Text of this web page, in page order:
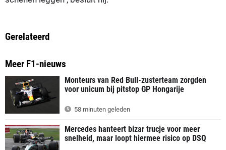
Gerelateerd
Meer F1-nieuws
Monteurs van Red Bull-zusterteam zorgden
voor unicum bij pitstop GP Hongarije
58 minuten geleden
Mercedes hanteert bizar trucje voor meer
snelheid, maar loopt hiermee risico op DSQ